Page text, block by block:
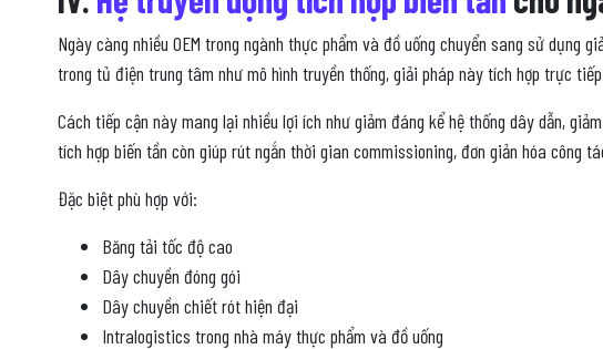
Ngày càng nhiều OEM trong ngành thực phẩm và đồ uống chuyển sang sử
trong tủ điện trung tâm như mô hình truyền thống, giải pháp này tích hợp trực
Cách tiếp cận này mang lại nhiều lợi ích như giảm đáng kể hệ thống dây dẫn,
tích hợp biến tần còn giúp rút ngắn thời gian commissioning, đơn giản hóa công
Đặc biệt phù hợp với:
Băng tải tốc độ cao
Dây chuyền đóng gói
Dây chuyền chiết rót hiện đại
Intralogistics trong nhà máy thực phẩm và đồ uống